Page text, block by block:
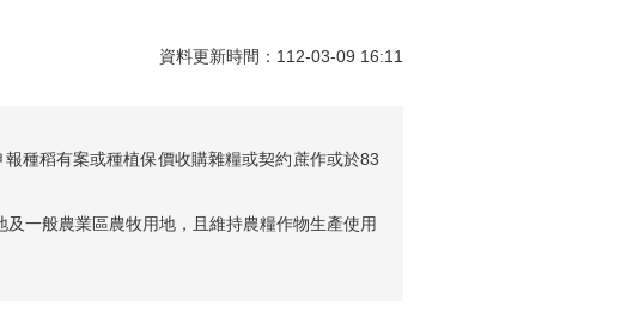
資料更新時間：112-03-09 16:11
種稻有案或種植保價收購雜糧或契約蔗作或於83
一般農業區農牧用地，且維持農糧作物生產使用